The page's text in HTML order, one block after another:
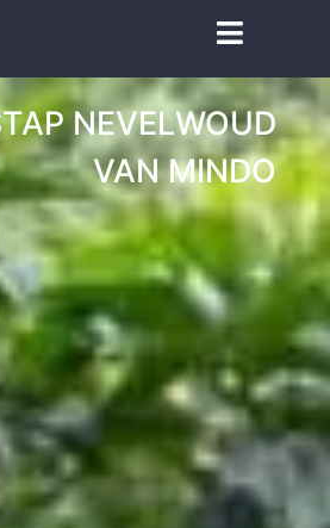
NEVELWOUD
VAN MINDO